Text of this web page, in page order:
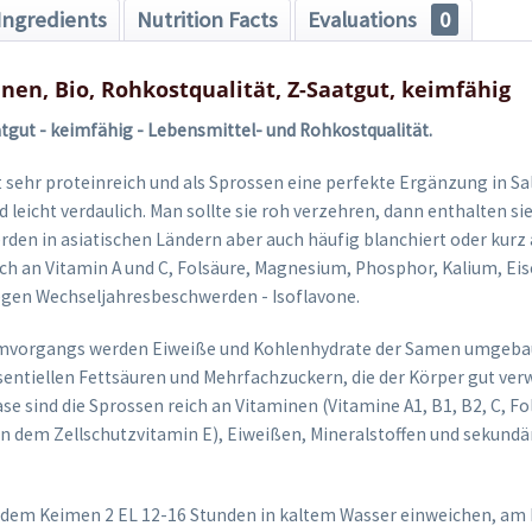
Nutrition Facts Evaluations 0
Bio, Rohkostqualität, Z-Saatgut, keimfähig
- keimfähig - Lebensmittel- und Rohkostqualität.
sehr proteinreich und als Sprossen eine perfekte Ergänzung in
leicht verdaulich. Man sollte sie roh verzehren, dann enthalten
in asiatischen Ländern aber auch häufig blanchiert oder
an Vitamin A und C, Folsäure, Magnesium, Phosphor, Kalium,
Wechseljahresbeschwerden - Isoflavone.
werden Eiweiße und Kohlenhydrate der Samen
Fettsäuren und Mehrfachzuckern, die der Körper gut
sind die Sprossen reich an Vitaminen (Vitamine A1, B1, B2, C,
dem Zellschutzvitamin E), Eiweißen, Mineralstoffen und
Keimen 2 EL 12-16 Stunden in kaltem Wasser einweichen,